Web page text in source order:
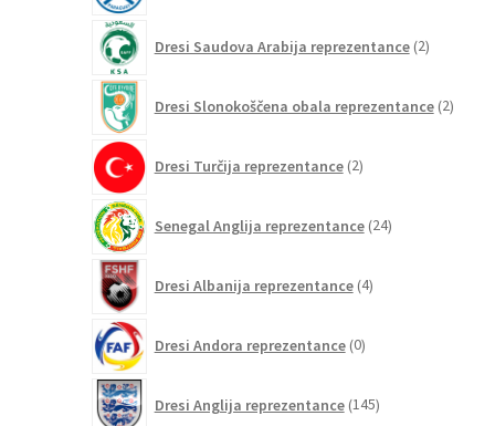
Dresi Saudova Arabija reprezentance 2izdelka
Dresi Slonokoščena obala reprezentance 2izdelka
Dresi Turčija reprezentance 2izdelka
Senegal Anglija reprezentance 24izdelkov
Dresi Albanija reprezentance 4izdelki
Dresi Andora reprezentance 0izdelkov
Dresi Anglija reprezentance 145izdelkov